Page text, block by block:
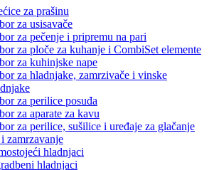
za prašinu
za usisavače
za pečenje i pripremu na pari
za ploče za kuhanje i CombiSet elemente
za kuhinjske nape
za hladnjake, zamrzivače i vinske
za perilice posuđa
za aparate za kavu
za perilice, sušilice i uređaje za glačanje
zamrzavanje
hladnjaci
hladnjaci